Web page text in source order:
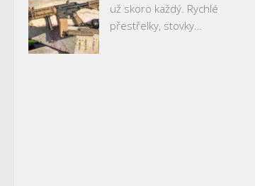
už skoro každý. Rychlé
přestřelky, stovky…